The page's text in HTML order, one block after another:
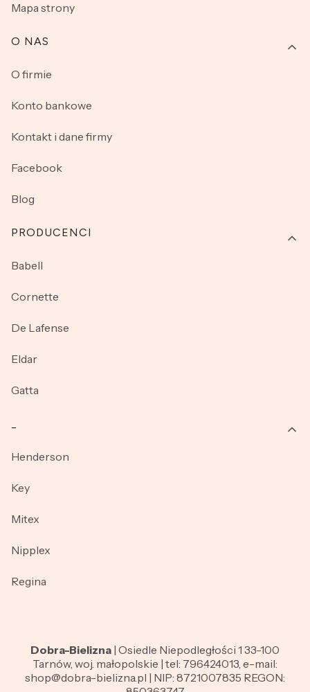
Mapa strony
O NAS
O firmie
Konto bankowe
Kontakt i dane firmy
Facebook
Blog
PRODUCENCI
Babell
Cornette
De Lafense
Eldar
Gatta
Henderson
Key
Mitex
Nipplex
Regina
Dobra-Bielizna | Osiedle Niepodległości 1 33-100
Tarnów, woj. małopolskie | tel: 796424013, e-mail:
shop@dobra-bielizna.pl | NIP: 8721007835 REGON: